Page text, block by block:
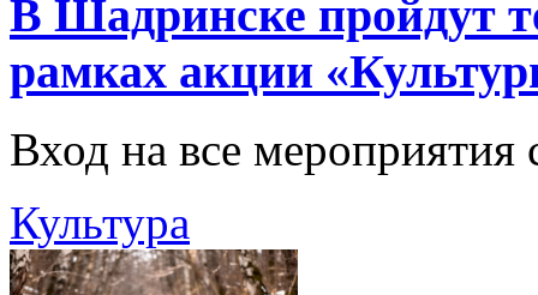
В Шадринске пройдут
рамках акции
Вход на все мероприятия
Культура